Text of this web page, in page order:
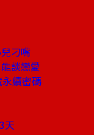
刁嘴
談戀愛
續密碼
天